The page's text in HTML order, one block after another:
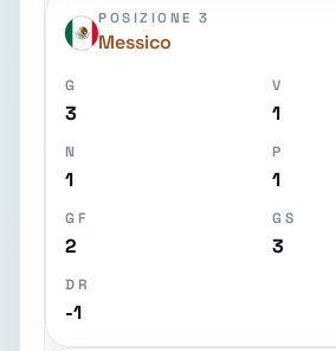
POSIZIONE 3
Messico
G
3
V
1
N
1
P
1
GF
2
GS
3
DR
-1